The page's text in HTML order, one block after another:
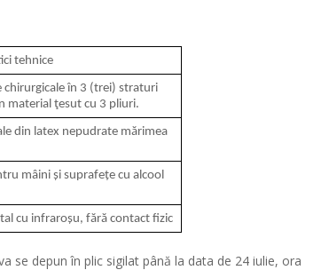
tehnice
chirurgicale în 3 (trei) straturi
material ţesut cu 3 pliuri.
din latex nepudrate mărimea
mâini și suprafețe cu alcool
cu infraroșu, fără contact fizic
se depun în plic sigilat până la data de 24 iulie, ora